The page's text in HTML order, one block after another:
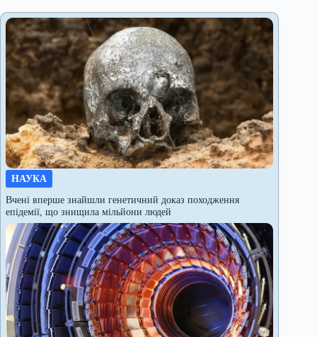
НАУКА
Вчені вперше знайшли генетичний доказ походження
епідемії, що знищила мільйони людей